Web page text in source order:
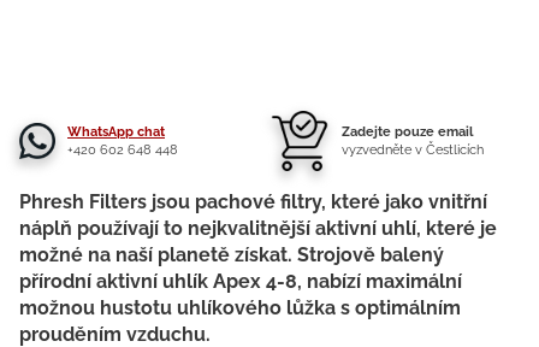
WhatsApp chat
+420 602 648 448
Zadejte pouze email
vyzvedněte v Čestlicích
Phresh Filters jsou pachové filtry, které jako vnitřní
náplň používají to nejkvalitnější aktivní uhlí, které je
možné na naší planetě získat. Strojově balený
přírodní aktivní uhlík Apex 4-8, nabízí maximální
možnou hustotu uhlíkového lůžka s optimálním
prouděním vzduchu.